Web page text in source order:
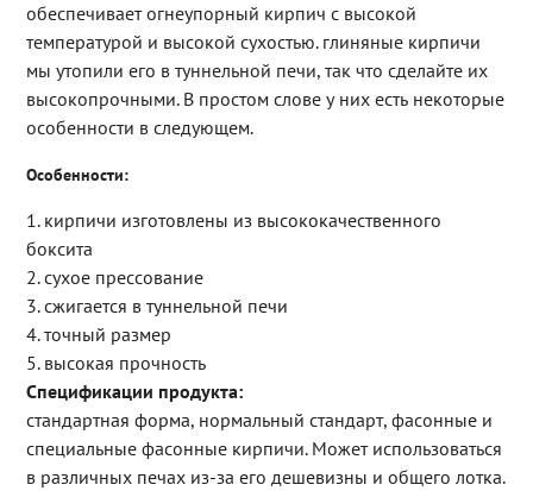
обеспечивает огнеупорный кирпич с высокой
температурой и высокой сухостью. глиняные кирпичи
мы утопили его в туннельной печи, так что сделайте их
высокопрочными. В простом слове у них есть некоторые
особенности в следующем.
Особенности:
1. кирпичи изготовлены из высококачественного
боксита
2. сухое прессование
3. сжигается в туннельной печи
4. точный размер
5. высокая прочность
Спецификации продукта:
стандартная форма, нормальный стандарт, фасонные и
специальные фасонные кирпичи. Может использоваться
в различных печах из-за его дешевизны и общего лотка.